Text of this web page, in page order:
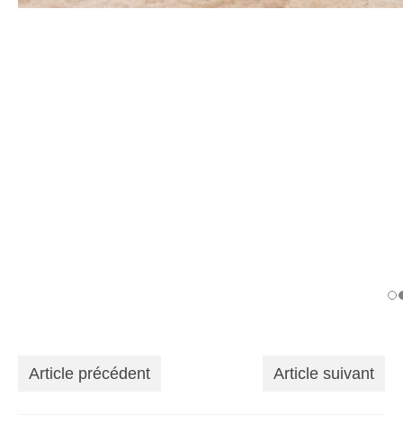
Article précédent Article suivant